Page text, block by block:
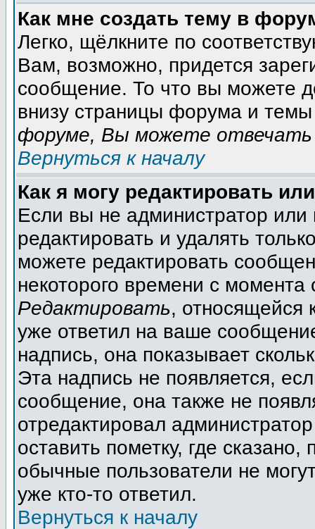
Как мне создать тему в
Легко, щёлкните по
Вам, возможно, придется
сообщение. То что вы можете
внизу страницы форума и
форуме, Вы можете отвечать
Вернуться к началу
Как я могу редактировать
Если вы не администратор
редактировать и удалять
можете редактировать
некоторого времени с момента
Редактировать, относящейся
уже ответил на ваше
надпись, она показывает
Эта надпись не появляется,
сообщение, она также не
отредактировал
оставить пометку, где
обычные пользователи не
уже кто-то ответил.
Вернуться к началу